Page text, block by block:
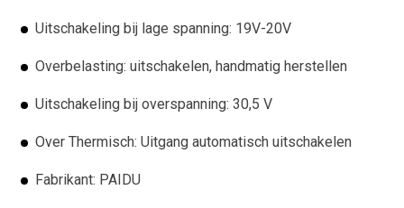
Uitschakeling bij lage spanning: 19V-20V
Overbelasting: uitschakelen, handmatig herstellen
Uitschakeling bij overspanning: 30,5 V
Over Thermisch: Uitgang automatisch uitschakelen
Fabrikant: PAIDU